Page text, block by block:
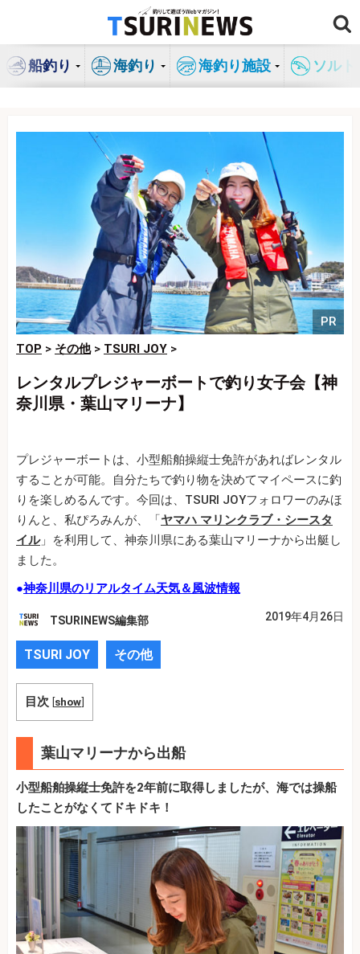
ン
船釣り 海釣り 海釣り施設 ソル
PR
TOP > その他> TSURI JOY >
レンタルプレジャーボートで釣り女子会【神
奈川県・葉山マリーナ】
プレジャーボートは、小型船舶操縦士免許があればレンタル
することが可能。自分たちで釣り物を決めてマイペースに釣
りを楽しめるんです。今回は、TSURI JOYフォロワーのみほ
りんと、私ぴろみんが、「ヤマハ マリンクラブ・シースタ
イル」を利用して、神奈川県にある葉山マリーナから出艇し
ました。
●神奈川県のリアルタイム天気＆風波情報
TSURINEWS編集部 2019年4月26日
TSURI JOY その他
目次 [show]
葉山マリーナから出船
小型船舶操縦士免許を2年前に取得しましたが、海では操船
したことがなくてドキドキ！